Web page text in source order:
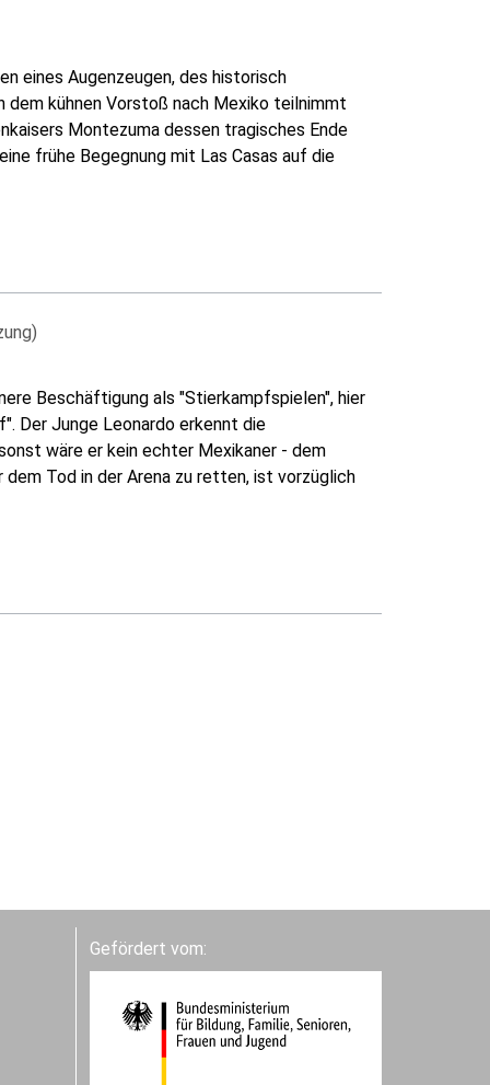
eines Augenzeugen, des historisch
dem kühnen Vorstoß nach Mexiko teilnimmt
Montezuma dessen tragisches Ende
frühe Begegnung mit Las Casas auf die
Beschäftigung als "Stierkampfspielen", hier
Der Junge Leonardo erkennt die
wäre er kein echter Mexikaner - dem
Tod in der Arena zu retten, ist vorzüglich
Gefördert vom: